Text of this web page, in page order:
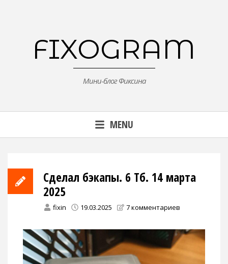
FIXOGRAM
Мини-блог Фиксина
MENU
Сделал бэкапы. 6 Тб. 14 марта
2025
fixin 19.03.2025 7 комментариев